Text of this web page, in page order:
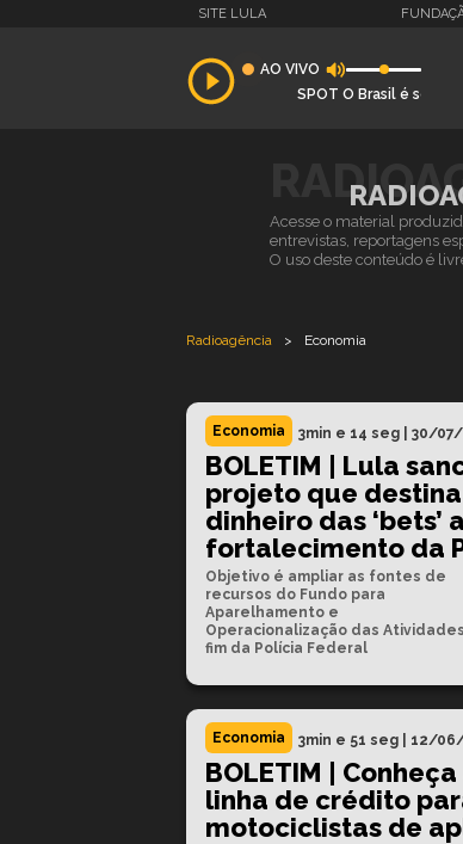
SITE LULA
AO VIVO
SPOT O Brasil é
Acesse o material
entrevistas, reportagens
O uso deste conteúdo é
Radioagência > Economia
Economia 3min e 14 seg 30/
BOLETIM | Lula
projeto que destina
dinheiro das ‘bets’ a
fortalecimento da
Objetivo é ampliar as fontes de
recursos do Fundo para
Aparelhamento e
Operacionalização das
fim da Polícia Federal
Economia 3min e 51 seg 12/
BOLETIM |
linha de crédito
motociclistas de